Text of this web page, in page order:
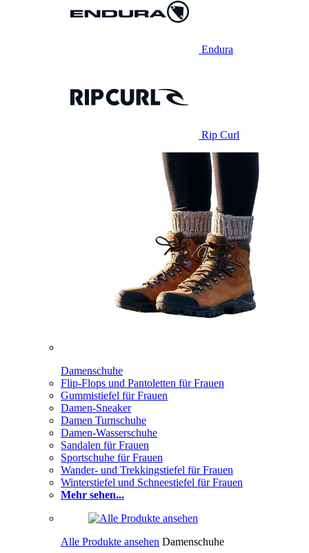
Endura
Rip Curl
Damenschuhe
Flip-Flops und Pantoletten für Frauen
Gummistiefel für Frauen
Damen-Sneaker
Damen Turnschuhe
Damen-Wasserschuhe
Sandalen für Frauen
Sportschuhe für Frauen
Wander- und Trekkingstiefel für Frauen
Winterstiefel und Schneestiefel für Frauen
Mehr sehen...
Alle Produkte ansehen Damenschuhe